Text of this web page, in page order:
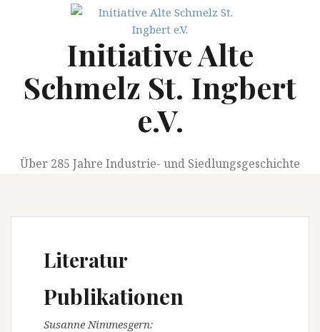
Initiative Alte
Schmelz St. Ingbert
e.V.
Über 285 Jahre Industrie- und Siedlungsgeschichte
Literatur
Publikationen
Susanne Nimmesgern: